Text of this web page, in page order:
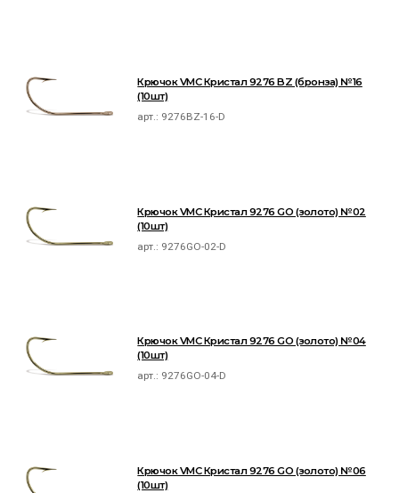
Крючок VMC Кристал 9276 BZ (бронза) №16
(10шт)
арт.: 9276BZ-16-D
Крючок VMC Кристал 9276 GO (золото) №02
(10шт)
арт.: 9276GO-02-D
Крючок VMC Кристал 9276 GO (золото) №04
(10шт)
арт.: 9276GO-04-D
Крючок VMC Кристал 9276 GO (золото) №06
(10шт)